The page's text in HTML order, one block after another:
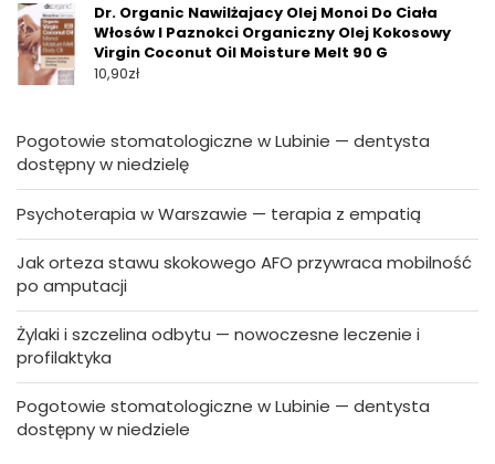
Dr. Organic Nawilżajacy Olej Monoi Do Ciała
Włosów I Paznokci Organiczny Olej Kokosowy
Virgin Coconut Oil Moisture Melt 90 G
10,90zł
Pogotowie stomatologiczne w Lubinie — dentysta
dostępny w niedzielę
Psychoterapia w Warszawie — terapia z empatią
Jak orteza stawu skokowego AFO przywraca mobilność
po amputacji
Żylaki i szczelina odbytu — nowoczesne leczenie i
profilaktyka
Pogotowie stomatologiczne w Lubinie — dentysta
dostępny w niedziele